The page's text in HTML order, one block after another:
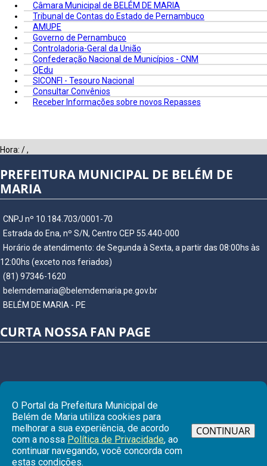
Câmara Municipal de BELÉM DE MARIA
Tribunal de Contas do Estado de Pernambuco
AMUPE
Governo de Pernambuco
Controladoria-Geral da União
Confederação Nacional de Municípios - CNM
QEdu
SICONFI - Tesouro Nacional
Consultar Convênios
Receber Informações sobre novos Repasses
Hora: /,
PREFEITURA MUNICIPAL DE BELÉM DE
MARIA
CNPJ nº 10.184.703/0001-70
Estrada do Ena, nº S/N, Centro CEP 55.440-000
Horário de atendimento: de Segunda à Sexta, a partir das 08:00hs às
12:00hs (exceto nos feriados)
(81) 97346-1620
belemdemaria@belemdemaria.pe.gov.br
BELÉM DE MARIA - PE
CURTA NOSSA FAN PAGE
O Portal da Prefeitura Municipal de
Belém de Maria utiliza cookies para
melhorar a sua experiência, de acordo
com a nossa Política de Privacidade, ao
continuar navegando, você concorda com
estas condições.
CONTINUAR